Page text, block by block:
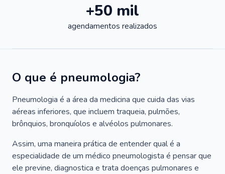
+50 mil
agendamentos realizados
O que é pneumologia?
Pneumologia é a área da medicina que cuida das vias
aéreas inferiores, que incluem traqueia, pulmões,
brônquios, bronquíolos e alvéolos pulmonares.
Assim, uma maneira prática de entender qual é a
especialidade de um médico pneumologista é pensar que
ele previne, diagnostica e trata doenças pulmonares e